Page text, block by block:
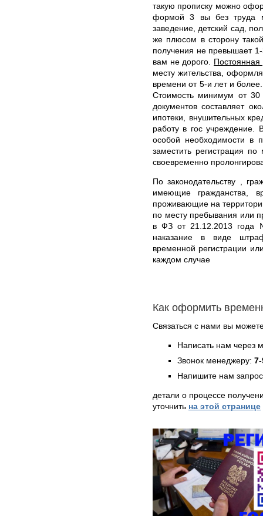
такую прописку можно
формой 3 вы без труда
заведение, детский сад,
же плюсом в сторону
получения не превышает
вам не дорого. Постоянная
месту жительства,
времени от 5-и лет и
Стоимость минимум от
документов составляет
ипотеки, внушительных
работу в гос учреждение.
особой необходимости в
заместить регистрация
своевременно
По законодательству ,
имеющие гражданства,
проживающие на
по месту пребывания или
в ФЗ от 21.12.2013 года
наказание в виде
временной регистрации
каждом случае
Как оформить
Связаться с нами вы
Написать нам через
Звонок менеджеру:
Напишите нам
детали о процессе
уточнить на этой странице